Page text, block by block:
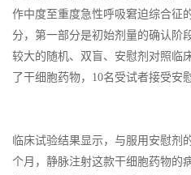
作中度至重度急性呼吸窘迫综合征
分，第一部分是初始剂量的确认阶
较大的随机、双盲、安慰剂对照临
了干细胞药物，10名受试者接受安
临床试验结果显示，与服用安慰剂
个月，静脉注射这款干细胞药物的